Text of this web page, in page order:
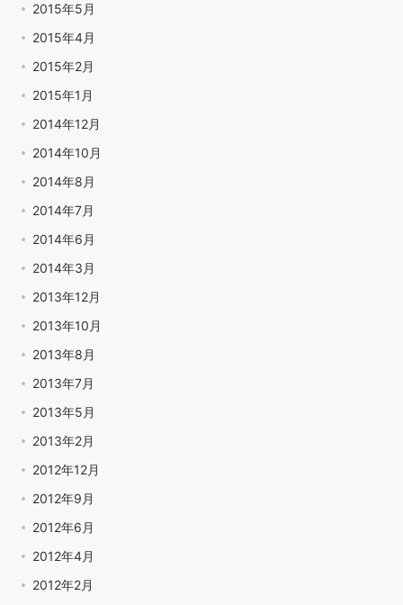
2015年5月
2015年4月
2015年2月
2015年1月
2014年12月
2014年10月
2014年8月
2014年7月
2014年6月
2014年3月
2013年12月
2013年10月
2013年8月
2013年7月
2013年5月
2013年2月
2012年12月
2012年9月
2012年6月
2012年4月
2012年2月